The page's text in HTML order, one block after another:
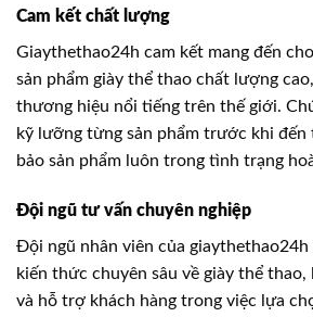
Cam kết chất lượng
Giaythethao24h cam kết mang đến
sản phẩm giày thể thao chất lượng
thương hiệu nổi tiếng trên thế giới.
kỹ lưỡng từng sản phẩm trước khi đến
bảo sản phẩm luôn trong tình trạng
Đội ngũ tư vấn chuyên nghiệp
Đội ngũ nhân viên của
kiến thức chuyên sâu về giày thể thao,
và hỗ trợ khách hàng trong việc lựa